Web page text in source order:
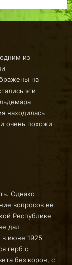
из
на
эти
находилась
очень похожи
Однако
вопросов ее
Республике
дал
в июне 1925
герб с
без корон, с